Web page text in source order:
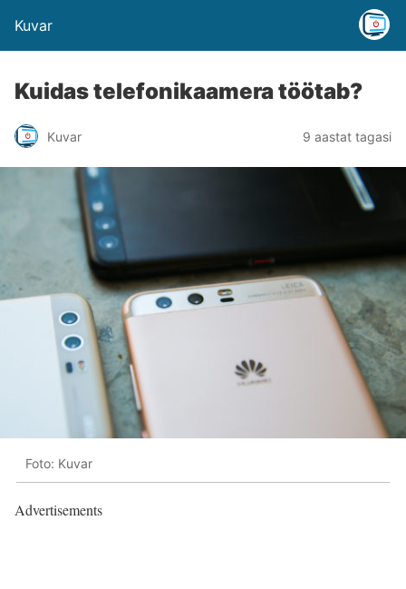
Kuvar
Kuidas telefonikaamera töötab?
Kuvar 9 aastat tagasi
Foto: Kuvar
Advertisements